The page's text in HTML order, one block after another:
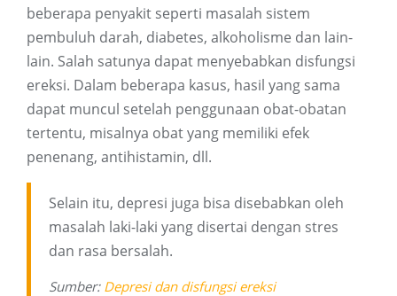
beberapa penyakit seperti masalah sistem
pembuluh darah, diabetes, alkoholisme dan lain-
lain. Salah satunya dapat menyebabkan disfungsi
ereksi. Dalam beberapa kasus, hasil yang sama
dapat muncul setelah penggunaan obat-obatan
tertentu, misalnya obat yang memiliki efek
penenang, antihistamin, dll.
Selain itu, depresi juga bisa disebabkan oleh
masalah laki-laki yang disertai dengan stres
dan rasa bersalah.
Sumber: Depresi dan disfungsi ereksi